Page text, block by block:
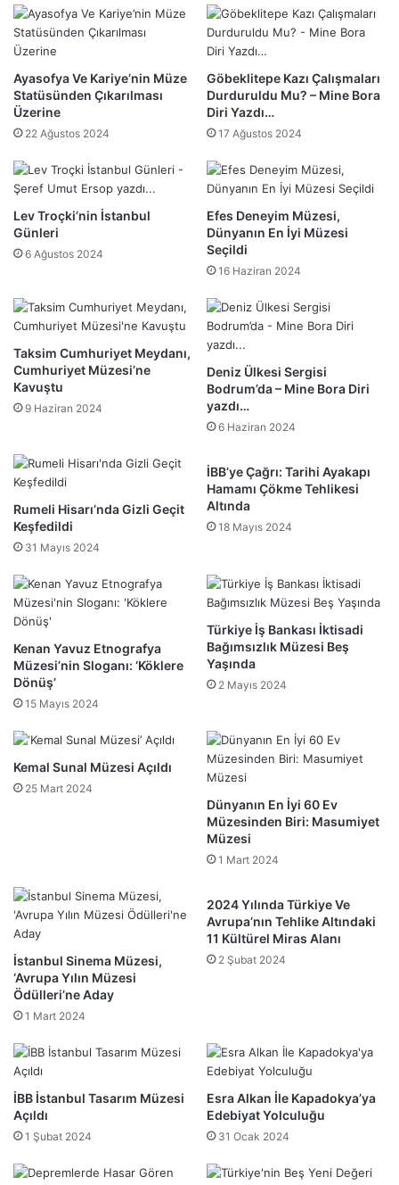
Ayasofya Ve Kariye’nin Müze
Statüsünden Çıkarılması
Üzerine
22 Ağustos 2024
Göbeklitepe Kazı Çalışmaları
Durduruldu Mu? – Mine Bora
Diri Yazdı…
17 Ağustos 2024
Lev Troçki’nin İstanbul
Günleri
6 Ağustos 2024
Efes Deneyim Müzesi,
Dünyanın En İyi Müzesi
Seçildi
16 Haziran 2024
Taksim Cumhuriyet Meydanı,
Cumhuriyet Müzesi’ne
Kavuştu
9 Haziran 2024
Deniz Ülkesi Sergisi
Bodrum’da – Mine Bora Diri
yazdı…
6 Haziran 2024
Rumeli Hisarı’nda Gizli Geçit
Keşfedildi
31 Mayıs 2024
İBB’ye Çağrı: Tarihi Ayakapı
Hamamı Çökme Tehlikesi
Altında
18 Mayıs 2024
Kenan Yavuz Etnografya
Müzesi’nin Sloganı: ‘Köklere
Dönüş’
15 Mayıs 2024
Türkiye İş Bankası İktisadi
Bağımsızlık Müzesi Beş
Yaşında
2 Mayıs 2024
Kemal Sunal Müzesi Açıldı
25 Mart 2024
Dünyanın En İyi 60 Ev
Müzesinden Biri: Masumiyet
Müzesi
1 Mart 2024
İstanbul Sinema Müzesi,
‘Avrupa Yılın Müzesi
Ödülleri’ne Aday
1 Mart 2024
2024 Yılında Türkiye Ve
Avrupa’nın Tehlike Altındaki
11 Kültürel Miras Alanı
2 Şubat 2024
İBB İstanbul Tasarım Müzesi
Açıldı
1 Şubat 2024
Esra Alkan İle Kapadokya’ya
Edebiyat Yolculuğu
31 Ocak 2024